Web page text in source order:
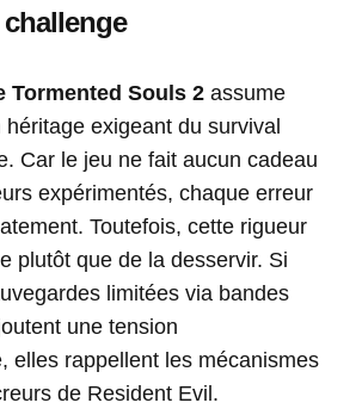
Tormented Souls 2 assume
exigeant du survival
Car le jeu ne fait aucun cadeau
expérimentés, chaque erreur
Toutefois, cette rigueur
plutôt que de la desservir. Si
limitées via bandes
une tension
elles rappellent les mécanismes
de Resident Evil.